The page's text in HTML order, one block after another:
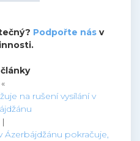
Podpořte násv
«
na rušení vysílání v
|
Ázerbájdžánu pokračuje,